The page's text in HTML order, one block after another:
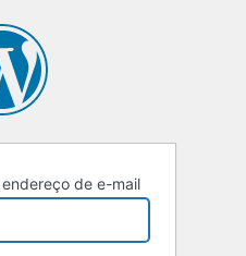
de e-mail